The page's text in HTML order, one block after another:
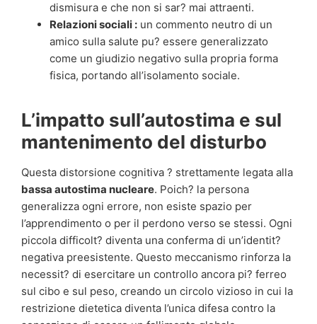
dismisura e che non si sar? mai attraenti.
Relazioni sociali : un commento neutro di un
amico sulla salute pu? essere generalizzato
come un giudizio negativo sulla propria forma
fisica, portando all’isolamento sociale.
L’impatto sull’autostima e sul
mantenimento del disturbo
Questa distorsione cognitiva ? strettamente legata alla
bassa autostima nucleare. Poich? la persona
generalizza ogni errore, non esiste spazio per
l’apprendimento o per il perdono verso se stessi. Ogni
piccola difficolt? diventa una conferma di un’identit?
negativa preesistente. Questo meccanismo rinforza la
necessit? di esercitare un controllo ancora pi? ferreo
sul cibo e sul peso, creando un circolo vizioso in cui la
restrizione dietetica diventa l’unica difesa contro la